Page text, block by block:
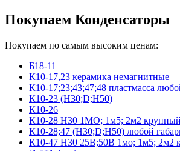
Покупаем Конденсаторы
Покупаем по самым высоким ценам:
Б18-11
К10-17,23 керамика немагнитные
К10-17;23;43;47;48 пластмасса
К10-23 (Н30;D;Н50)
К10-26
К10-28 Н30 1МО; 1м5; 2м2 крупный
К10-28;47 (Н30;D;Н50) любой
К10-47 Н30 25В;50В 1мо; 1м5; 2м2